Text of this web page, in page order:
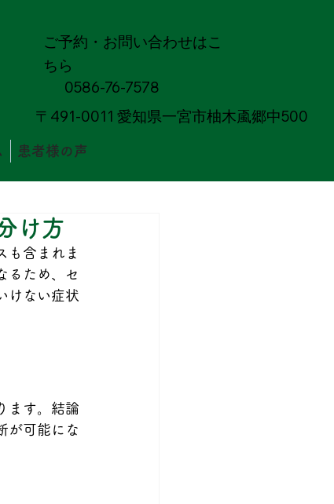
0586-76-7578
患者様の声
ご予約・お問い合わせはこ
ちら
〒491-0011 愛知県一宮市柚木颪郷中500
け方
も含まれま
るため、セ
けない症状
ます。結論
が可能にな